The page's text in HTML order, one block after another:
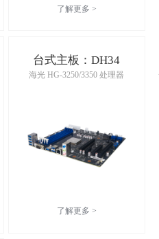
了解更多 >
台式主板：DH34
海光 HG-3250/3350 处理器
了解更多 >